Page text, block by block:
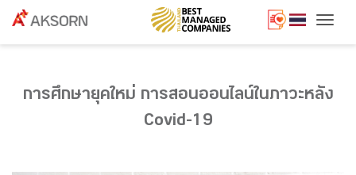
การศึกษายุคใหม่ การสอนออนไลน์ในภาวะหลัง
Covid-19